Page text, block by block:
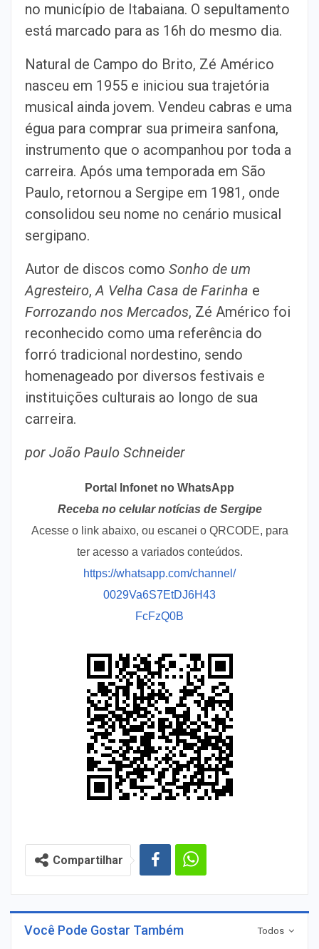
no município de Itabaiana. O sepultamento
está marcado para as 16h do mesmo dia.
Natural de Campo do Brito, Zé Américo
nasceu em 1955 e iniciou sua trajetória
musical ainda jovem. Vendeu cabras e uma
égua para comprar sua primeira sanfona,
instrumento que o acompanhou por toda a
carreira. Após uma temporada em São
Paulo, retornou a Sergipe em 1981, onde
consolidou seu nome no cenário musical
sergipano.
Autor de discos como Sonho de um
Agresteiro,A Velha Casa de Farinha e
Forrozando nos Mercados, Zé Américo foi
reconhecido como uma referência do
forró tradicional nordestino, sendo
homenageado por diversos festivais e
instituições culturais ao longo de sua
carreira.
por João Paulo Schneider
Portal Infonet no WhatsApp
Receba no celular notícias de Sergipe
Acesse o link abaixo, ou escanei o QRCODE, para
ter acesso a variados conteúdos.
https://whatsapp.com/channel/
0029Va6S7EtDJ6H43
FcFzQ0B
Compartilhar
Todos
Você Pode Gostar Também